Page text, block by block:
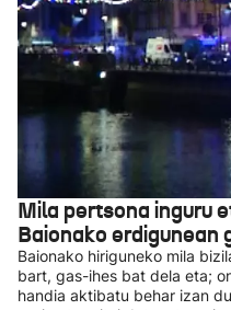
Mila pertsona inguru
Baionako erdigunean
Baionako hiriguneko mila
bart, gas-ihes bat dela eta;
handia aktibatu behar izan